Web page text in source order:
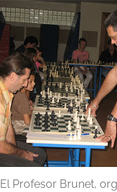
El Profesor Brunet,